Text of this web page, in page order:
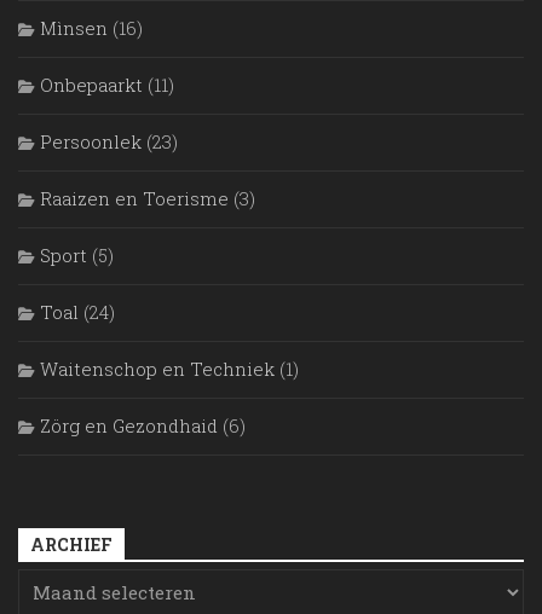
Mìnsen (16)
Onbepaarkt (11)
Persoonlek (23)
Raaizen en Toerisme (3)
Sport (5)
Toal (24)
Waitenschop en Techniek (1)
Zörg en Gezondhaid (6)
ARCHIEF